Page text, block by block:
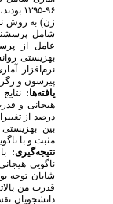
زن) به روش
بهزیستی
نرم‌­افزار آماری
پیرسون و
یافته‌­ها:نتایج
درصد از تغییرات
بین بهزیستی
مثبت و با
نتیجه­‌گیری:با
ناگویی
شایان توجه
قدرت من
دانشجویان